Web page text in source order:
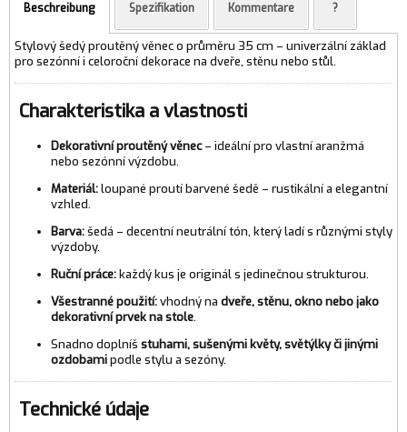
Beschreibung Spezifikation Kommentare ?
Stylový šedý proutěný věnec o průměru 35 cm – univerzální základ
pro sezónní i celoroční dekorace na dveře, stěnu nebo stůl.
Charakteristika a vlastnosti
Dekorativní proutěný věnec– ideální pro vlastní aranžmá
nebo sezónní výzdobu.
Materiál:loupané proutí barvené šedě – rustikální a elegantní
vzhled.
Barva:šedá – decentní neutrální tón, který ladí s různými styly
výzdoby.
Ruční práce:každý kus je originál s jedinečnou strukturou.
Všestranné použití:vhodný na dveře, stěnu, okno nebo jako
dekorativní prvek na stole.
Snadno doplníš stuhami, sušenými květy, světýlky či jinými
ozdobamipodle stylu a sezóny.
Technické údaje